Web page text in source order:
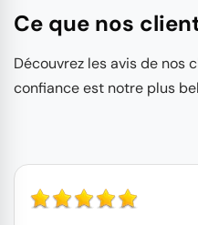
Ce que nos
Découvrez les avis de nos
confiance est notre plus